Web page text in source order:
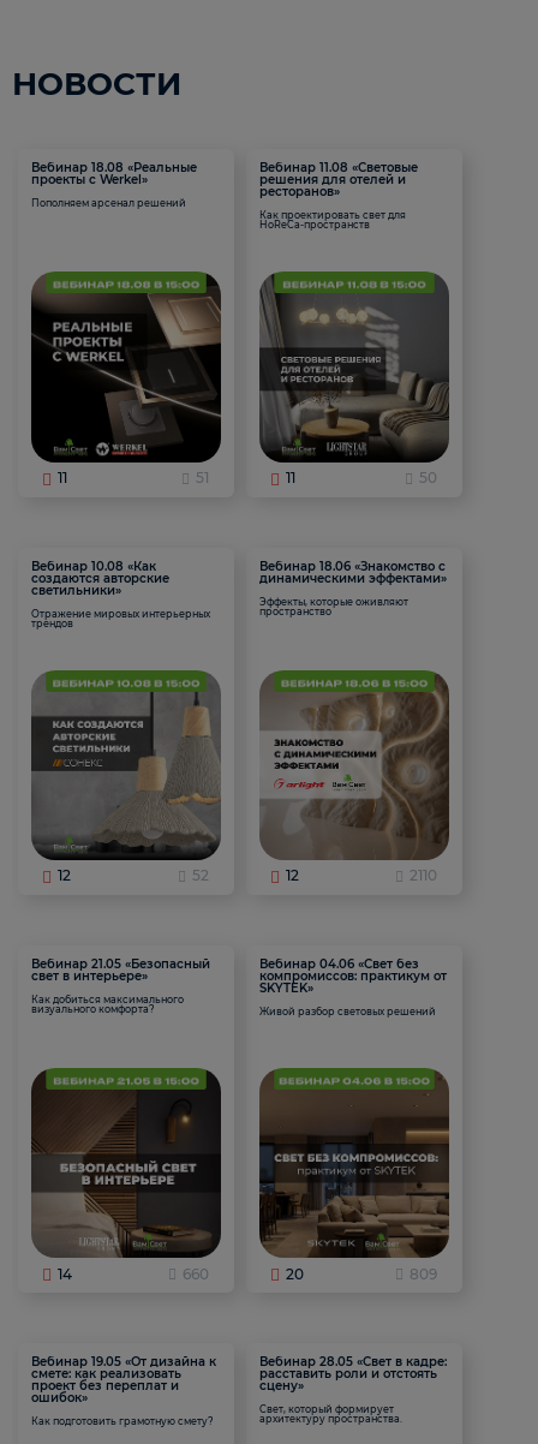
НОВОСТИ
Вебинар 18.08 «Реальные
проекты с Werkel»
Пополняем арсенал решений
11 51
Вебинар 11.08 «Световые
решения для отелей и
ресторанов»
Как проектировать свет для
HoReCa-пространств
11 50
Вебинар 10.08 «Как
создаются авторские
светильники»
Отражение мировых интерьерных
трендов
12 52
Вебинар 18.06 «Знакомство с
динамическими эффектами»
Эффекты, которые оживляют
пространство
12 2110
Вебинар 21.05 «Безопасный
свет в интерьере»
Как добиться максимального
визуального комфорта?
14 660
Вебинар 04.06 «Свет без
компромиссов: практикум от
SKYTEK»
Живой разбор световых решений
20 809
Вебинар 19.05 «От дизайна к
смете: как реализовать
проект без переплат и
ошибок»
Как подготовить грамотную смету?
Вебинар 28.05 «Свет в кадре:
расставить роли и отстоять
сцену»
Свет, который формирует
архитектуру пространства.